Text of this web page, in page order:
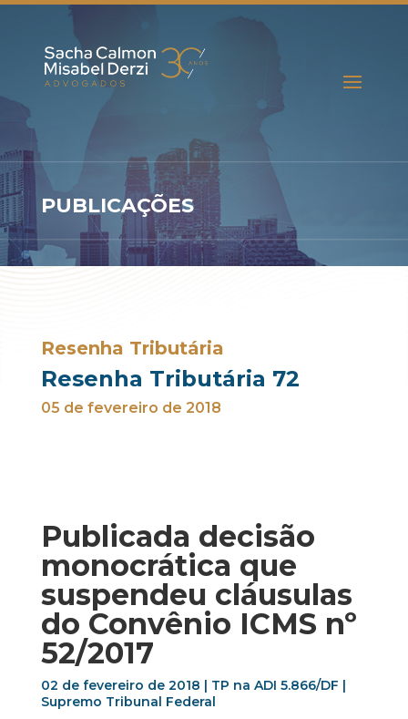
PUBLICAÇÕES
Resenha Tributária
Resenha Tributária 72
05 de fevereiro de 2018
Publicada decisão
monocrática que
suspendeu cláusulas
do Convênio ICMS nº
52/2017
02 de fevereiro de 2018 | TP na ADI 5.866/DF |
Supremo Tribunal Federal